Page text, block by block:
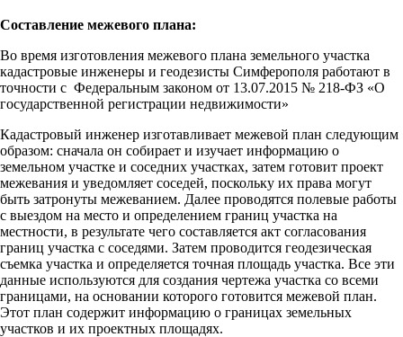
Составление межевого плана:
Во время изготовления межевого плана земельного участка
кадастровые инженеры и геодезисты Симферополя работают в
точности с Федеральным законом от 13.07.2015 № 218-ФЗ «О
государственной регистрации недвижимости»
Кадастровый инженер изготавливает межевой план следующим
образом: сначала он собирает и изучает информацию о
земельном участке и соседних участках, затем готовит проект
межевания и уведомляет соседей, поскольку их права могут
быть затронуты межеванием. Далее проводятся полевые работы
с выездом на место и определением границ участка на
местности, в результате чего составляется акт согласования
границ участка с соседями. Затем проводится геодезическая
съемка участка и определяется точная площадь участка. Все эти
данные используются для создания чертежа участка со всеми
границами, на основании которого готовится межевой план.
Этот план содержит информацию о границах земельных
участков и их проектных площадях.